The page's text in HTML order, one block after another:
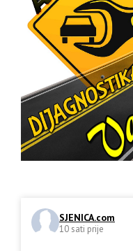
SJENICA.com
10 sati prije